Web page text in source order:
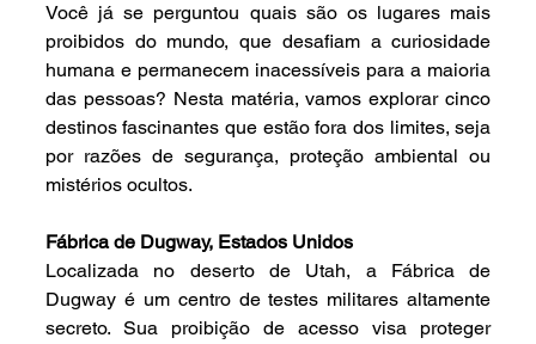
Você já se perguntou quais são os lugares mais
proibidos do mundo, que desafiam a curiosidade
humana e permanecem inacessíveis para a maioria
das pessoas? Nesta matéria, vamos explorar cinco
destinos fascinantes que estão fora dos limites, seja
por razões de segurança, proteção ambiental ou
mistérios ocultos.
Fábrica de Dugway, Estados Unidos
Localizada no deserto de Utah, a Fábrica de
Dugway é um centro de testes militares altamente
secreto. Sua proibição de acesso visa proteger